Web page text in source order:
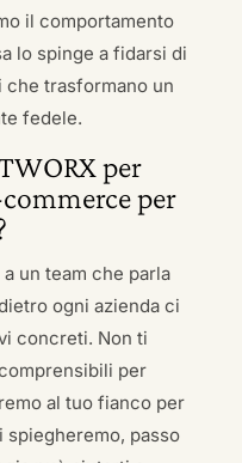
il comportamento
lo spinge a fidarsi di
trasformano un
fedele.
per
per
un team che parla
ogni azienda ci
concreti. Non ti
per
al tuo fianco per
passo